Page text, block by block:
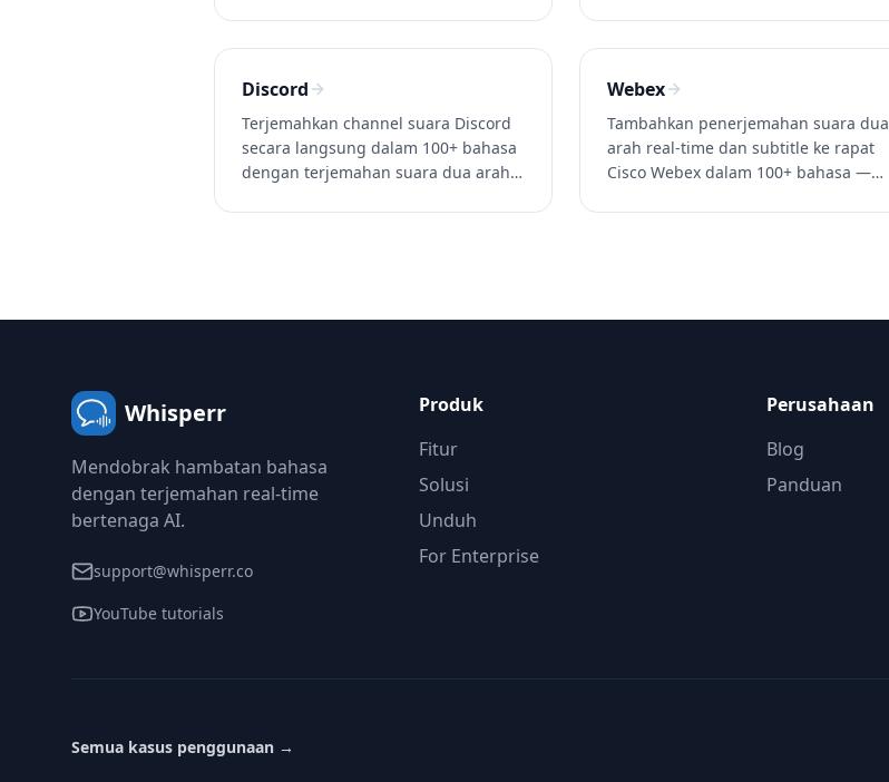
Whisperr gratis.
Discord
Terjemahkan channel suara Discord
secara langsung dalam 100+ bahasa
dengan terjemahan suara dua arah
Webex
Tambahkan penerjemahan suara dua
arah real-time dan subtitle ke rapat
Cisco Webex dalam 100+ bahasa —
Whisperr
Mendobrak hambatan bahasa
dengan terjemahan real-time
bertenaga AI.
support@whisperr.co
YouTube tutorials
Produk
Fitur
Solusi
Unduh
For Enterprise
Perusahaan
Blog
Panduan
Semua kasus penggunaan →